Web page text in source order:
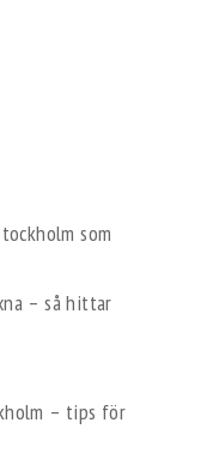
som
– så hittar
– tips för